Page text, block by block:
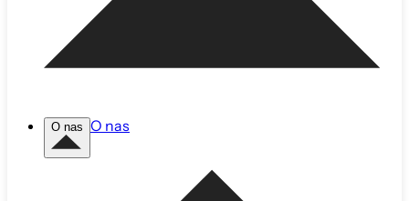
O nas O nas